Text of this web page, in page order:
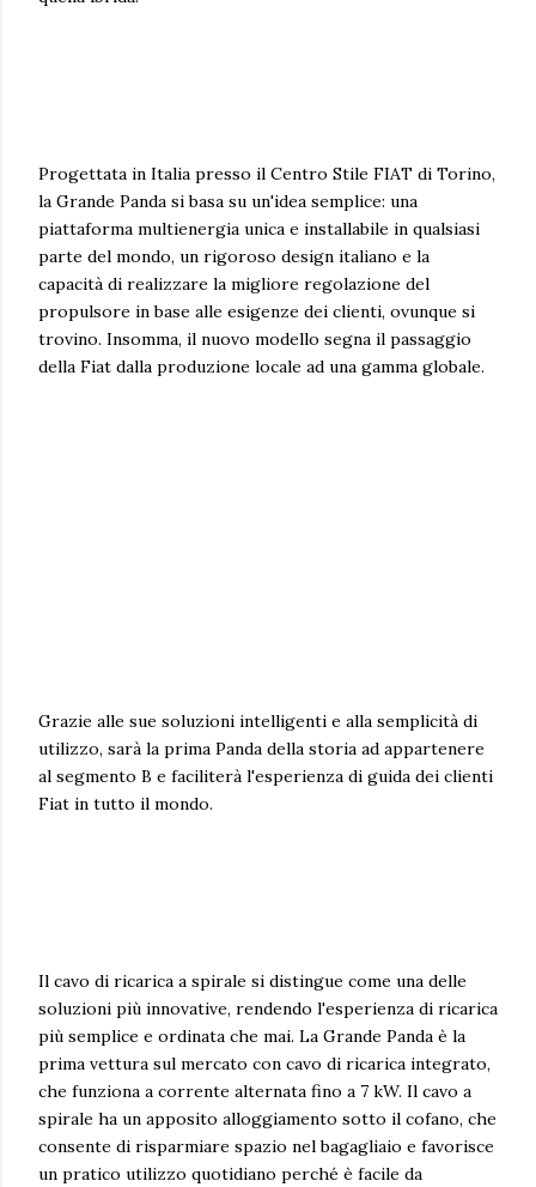
Progettata in Italia presso il Centro Stile FIAT di Torino,
la Grande Panda si basa su un'idea semplice: una
piattaforma multienergia unica e installabile in qualsiasi
parte del mondo, un rigoroso design italiano e la
capacità di realizzare la migliore regolazione del
propulsore in base alle esigenze dei clienti, ovunque si
trovino. Insomma, il nuovo modello segna il passaggio
della Fiat dalla produzione locale ad una gamma globale.
Grazie alle sue soluzioni intelligenti e alla semplicità di
utilizzo, sarà la prima Panda della storia ad appartenere
al segmento B e faciliterà l'esperienza di guida dei clienti
Fiat in tutto il mondo.
Il cavo di ricarica a spirale si distingue come una delle
soluzioni più innovative, rendendo l'esperienza di ricarica
più semplice e ordinata che mai. La Grande Panda è la
prima vettura sul mercato con cavo di ricarica integrato,
che funziona a corrente alternata fino a 7 kW. Il cavo a
spirale ha un apposito alloggiamento sotto il cofano, che
consente di risparmiare spazio nel bagagliaio e favorisce
un pratico utilizzo quotidiano perché è facile da